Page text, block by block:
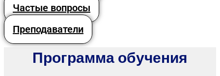
Частые вопросы
Преподаватели
Программа обучения